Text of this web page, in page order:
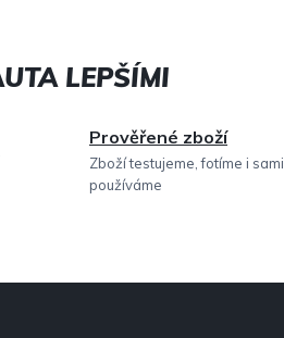
Prověřené zboží
Zboží testujeme, fotíme i sami
používáme